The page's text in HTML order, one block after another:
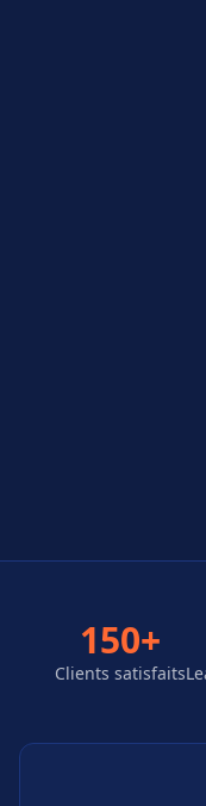
150+
Clients satisfaits